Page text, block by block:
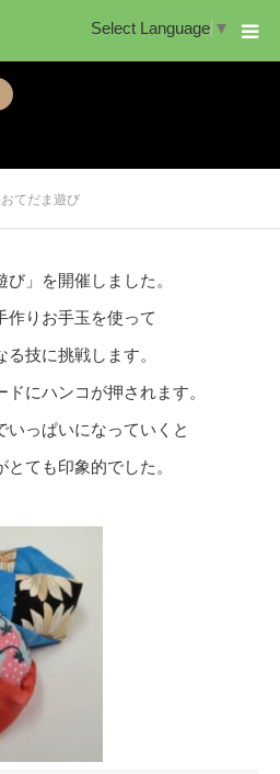
Select Language ▼
おてだま遊び
」を開催しました。
作りお手玉を使って
技に挑戦します。
にハンコが押されます。
いっぱいになっていくと
ても印象的でした。